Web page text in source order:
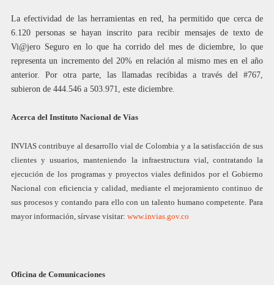
La efectividad de las herramientas en red, ha permitido que cerca de
6.120 personas se hayan inscrito para recibir mensajes de texto de
Vi@jero Seguro en lo que ha corrido del mes de diciembre, lo que
representa un incremento del 20% en relación al mismo mes en el año
anterior. Por otra parte, las llamadas recibidas a través del #767,
subieron de 444.546 a 503.971, este diciembre.
Acerca del Instituto Nacional de Vías
INVIAS contribuye al desarrollo vial de Colombia y a la satisfacción de sus
clientes y usuarios, manteniendo la infraestructura vial, contratando la
ejecución de los programas y proyectos viales definidos por el Gobierno
Nacional con eficiencia y calidad, mediante el mejoramiento continuo de
sus procesos y contando para ello con un talento humano competente. Para
mayor información, sírvase visitar: www.invias.gov.co
Oficina de Comunicaciones